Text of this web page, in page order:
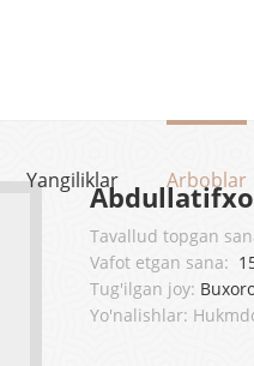
Yangiliklar Arboblar
Tavallud topgan
Vafot etgan sana:
Tug'ilgan joy:
Yo'nalishlar: